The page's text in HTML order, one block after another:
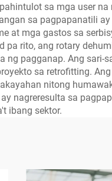
sa mga user
sa pagpapanatili
at mga gastos sa
rito, ang rotary
pagganap. Ang sari-
sa retrofitting.
nitong
nagreresulta sa
ibang sektor.